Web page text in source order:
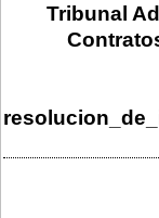
Tribunal